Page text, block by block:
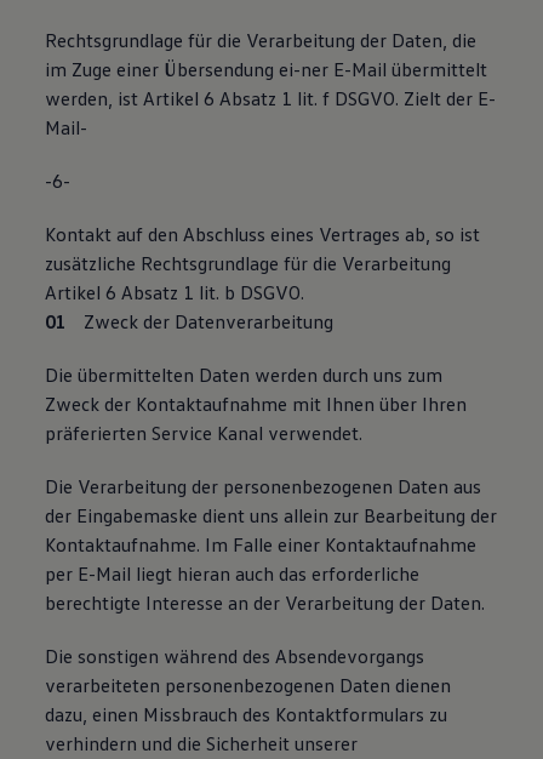
Rechtsgrundlage für die Verarbeitung der Daten, die
im Zuge einer Übersendung ei-ner E-Mail übermittelt
werden, ist Artikel 6 Absatz 1 lit. f DSGVO. Zielt der E-
Mail-
-6-
Kontakt auf den Abschluss eines Vertrages ab, so ist
zusätzliche Rechtsgrundlage für die Verarbeitung
Artikel 6 Absatz 1 lit. b DSGVO.
Zweck der Datenverarbeitung
Die übermittelten Daten werden durch uns zum
Zweck der Kontaktaufnahme mit Ihnen über Ihren
präferierten Service Kanal verwendet.
Die Verarbeitung der personenbezogenen Daten aus
der Eingabemaske dient uns allein zur Bearbeitung der
Kontaktaufnahme. Im Falle einer Kontaktaufnahme
per E-Mail liegt hieran auch das erforderliche
berechtigte Interesse an der Verarbeitung der Daten.
Die sonstigen während des Absendevorgangs
verarbeiteten personenbezogenen Daten dienen
dazu, einen Missbrauch des Kontaktformulars zu
verhindern und die Sicherheit unserer